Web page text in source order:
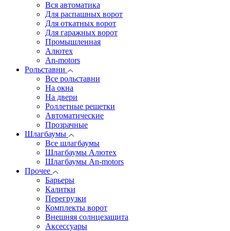
Вся автоматика
Для распашных ворот
Для откатных ворот
Для гаражных ворот
Промышленная
Алютех
An-motors
Рольставни
Все рольставни
На окна
На двери
Роллетные решетки
Автоматические
Прозрачные
Шлагбаумы
Все шлагбаумы
Шлагбаумы Алютех
Шлагбаумы An-motors
Прочее
Барьеры
Калитки
Перегрузки
Комплекты ворот
Внешняя солнцезащита
Аксессуары